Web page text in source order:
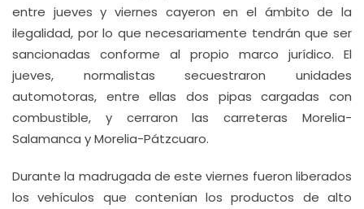
entre jueves y viernes cayeron en el ámbito de la
ilegalidad, por lo que necesariamente tendrán que ser
sancionadas conforme al propio marco jurídico. El
jueves, normalistas secuestraron unidades
automotoras, entre ellas dos pipas cargadas con
combustible, y cerraron las carreteras Morelia-
Salamanca y Morelia-Pátzcuaro.
Durante la madrugada de este viernes fueron liberados
los vehículos que contenían los productos de alto